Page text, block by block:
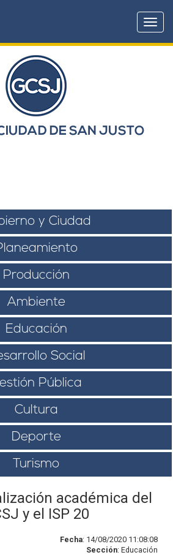
DE SAN JUSTO
y Ciudad
Producción
Ambiente
Educación
Social
Pública
Cultura
Deporte
Turismo
académica del
y el ISP 20
Fecha: 14/08/2020 11:08:08
Sección: Educación